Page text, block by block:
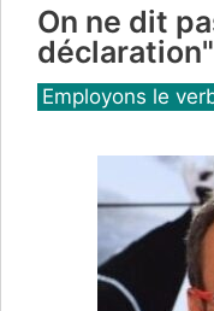
On ne dit
Catégories
Employons le